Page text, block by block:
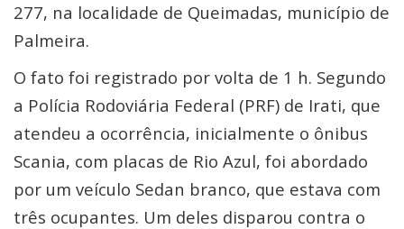
277, na localidade de Queimadas, município de
Palmeira.
O fato foi registrado por volta de 1 h. Segundo
a Polícia Rodoviária Federal (PRF) de Irati, que
atendeu a ocorrência, inicialmente o ônibus
Scania, com placas de Rio Azul, foi abordado
por um veículo Sedan branco, que estava com
três ocupantes. Um deles disparou contra o